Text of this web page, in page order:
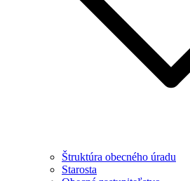
Štruktúra obecného úradu
Starosta